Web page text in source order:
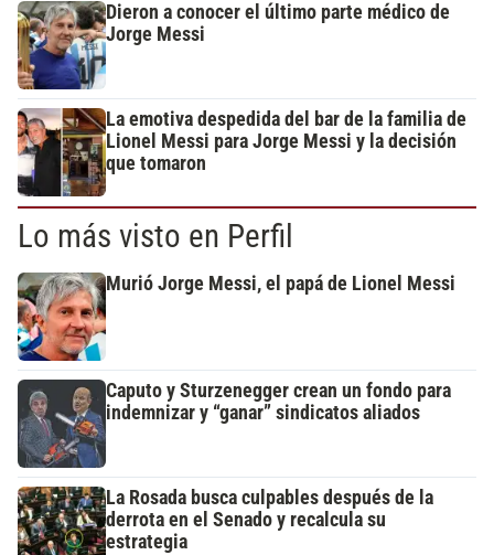
Dieron a conocer el último parte médico de
Jorge Messi
La emotiva despedida del bar de la familia de
Lionel Messi para Jorge Messi y la decisión
que tomaron
Lo más visto en Perfil
Murió Jorge Messi, el papá de Lionel Messi
Caputo y Sturzenegger crean un fondo para
indemnizar y “ganar” sindicatos aliados
La Rosada busca culpables después de la
derrota en el Senado y recalcula su
estrategia